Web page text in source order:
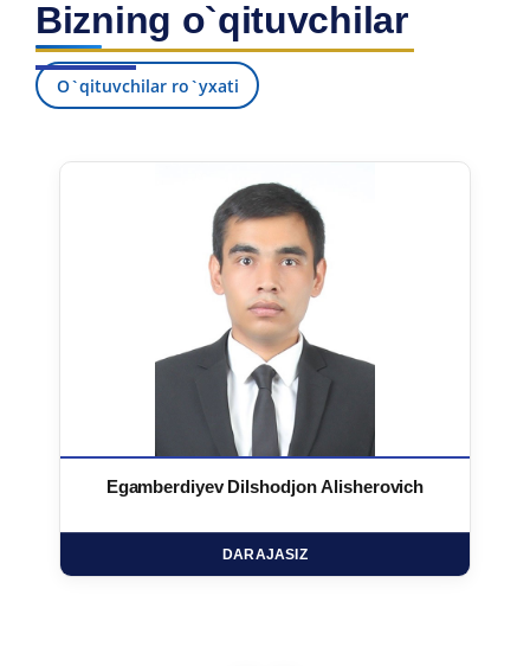
Bizning o`qituvchilar
O`qituvchilar ro`yxati
Egamberdiyev Dilshodjon Alisherovich
DARAJASIZ
7. Call-center (4) 8. Bakalavriat kvotasi (3)
9. Magistratura kvotasi (4) ✉️ Adminga yozish